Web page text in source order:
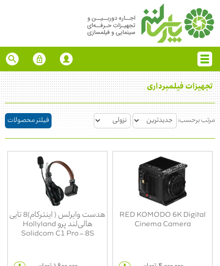
تجهیزات فیلمبرداری
مرتب برحسب: فیلتر محصولات
RED KOMODO 6K Digital
Cinema Camera
هدست وایرلس ( اینترکام)8 تایی
هالی‌لند پرو Hollyland
Solidcom C1 Pro – 8S